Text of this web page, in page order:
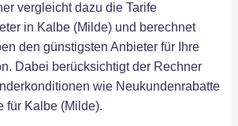
vergleicht dazu die Tarife
in Kalbe (Milde) und berechnet
den günstigsten Anbieter für Ihre
Dabei berücksichtigt der Rechner
wie Neukundenrabatte
für Kalbe (Milde).